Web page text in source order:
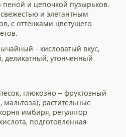
пеной и цепочкой пузырьков.
и элегантным
с оттенками цветущего
- кисловатый вкус,
утонченный
глюкозно – фруктозный
мальтоза), растительные
имбиря, регулятор
подготовленная